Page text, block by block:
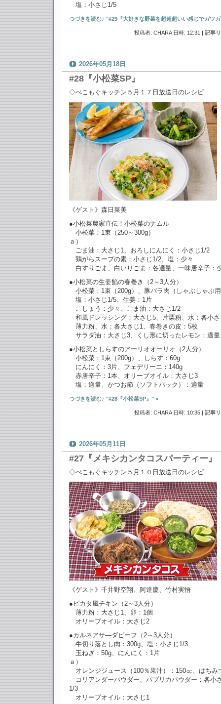
塩：小さじ1/5
つづきを読む♪ "#29『大好きな野菜を超超超いい感じでガツ
投稿者: CHARA 日時: 12:31 | 記事
2026年05月18日
#28『小松菜SP』
◇ぺこもぐキッチン５月１７日放送日のレシピ
《ゲスト》森日菜美
●小松菜農家直伝！小松菜のナムル
小松菜：1束（250～300g）
ａ）
ごま油：大さじ1、おろしにんにく：小さじ1/2
鶏がらスープの素：小さじ1/2、塩：少々
白すりごま、白いりごま：各適量、一味唐辛子：
●小松菜の生姜餡の春巻き（2～3人分）
小松菜：1束（200g）、豚バラ肉（しゃぶしゃぶ
塩：小さじ1/5、生姜：1片
こしょう：少々、ごま油：大さじ1/2
和風ドレッシング：大さじ5、片栗粉、水：各小さ
薄力粉、水：各大さじ1、春巻きの皮：5枚
サラダ油：大さじ3、くし形に切ったレモン：適量
●小松菜としらすのアーリオオーリオ（2人分）
小松菜：1束（200g）、しらす：60g
にんにく：3片、フェデリーニ：140g
赤唐辛子：1本、オリーブオイル：大さじ3
塩：適量、かつお節（ソフトパック）：適量
つづきを読む♪ "#28『小松菜SP』" »
投稿者: CHARA 日時: 10:35 | 記事
2026年05月11日
#27『メキシカンタコスパーティー』
◇ぺこもぐキッチン５月１０日放送日のレシピ
《ゲスト》千井野空翔、阿達慶、竹村実悟
●ピカタ風チキン（2～3人分）
薄力粉：大さじ1、卵：1個
オリーブオイル：大さじ2
●カルネアサ―ダビーフ（2～3人分）
牛切り落とし肉：300g、塩：小さじ1/3
玉ねぎ：50g、にんにく：1片
ａ）
オレンジジュース（100％果汁）：150㏄、はちみ
コリアンダーパウダー、パプリカパウダー：各小
1/3
オリーブオイル：大さじ1